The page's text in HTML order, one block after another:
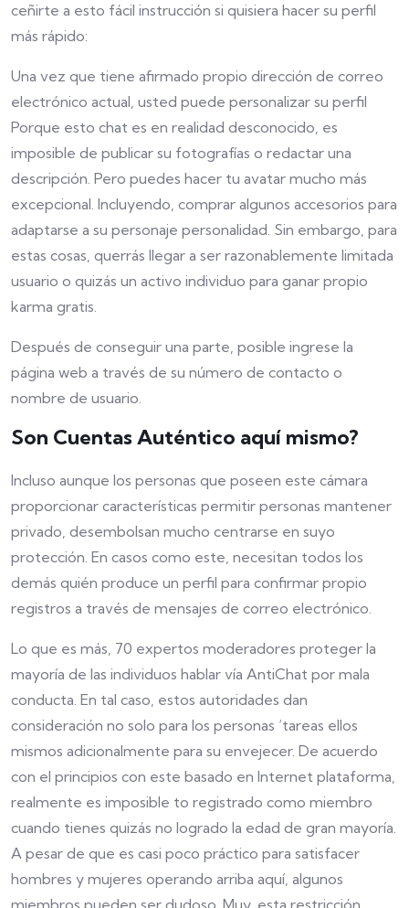
ceñirte a esto fácil instrucción si quisiera hacer su perfil
más rápido:
Una vez que tiene afirmado propio dirección de correo
electrónico actual, usted puede personalizar su perfil
Porque esto chat es en realidad desconocido, es
imposible de publicar su fotografías o redactar una
descripción. Pero puedes hacer tu avatar mucho más
excepcional. Incluyendo, comprar algunos accesorios para
adaptarse a su personaje personalidad. Sin embargo, para
estas cosas, querrás llegar a ser razonablemente limitada
usuario o quizás un activo individuo para ganar propio
karma gratis.
Después de conseguir una parte, posible ingrese la
página web a través de su número de contacto o
nombre de usuario.
Son Cuentas Auténtico aquí mismo?
Incluso aunque los personas que poseen este cámara
proporcionar características permitir personas mantener
privado, desembolsan mucho centrarse en suyo
protección. En casos como este, necesitan todos los
demás quién produce un perfil para confirmar propio
registros a través de mensajes de correo electrónico.
Lo que es más, 70 expertos moderadores proteger la
mayoría de las individuos hablar vía AntiChat por mala
conducta. En tal caso, estos autoridades dan
consideración no solo para los personas ‘tareas ellos
mismos adicionalmente para su envejecer. De acuerdo
con el principios con este basado en Internet plataforma,
realmente es imposible to registrado como miembro
cuando tienes quizás no logrado la edad de gran mayoría.
A pesar de que es casi poco práctico para satisfacer
hombres y mujeres operando arriba aquí, algunos
miembros pueden ser dudoso. Muy, esta restricción